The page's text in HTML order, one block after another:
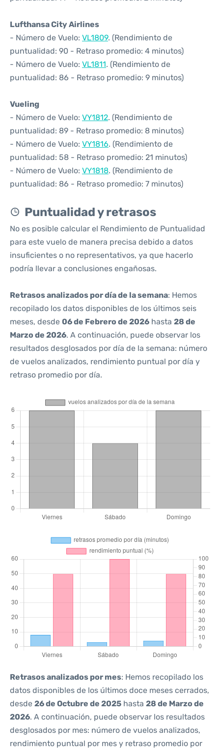
Lufthansa City Airlines
- Número de Vuelo: VL1809. (Rendimiento de
puntualidad: 90 - Retraso promedio: 4 minutos)
- Número de Vuelo: VL1811. (Rendimiento de
puntualidad: 86 - Retraso promedio: 9 minutos)
Vueling
- Número de Vuelo: VY1812. (Rendimiento de
puntualidad: 89 - Retraso promedio: 8 minutos)
- Número de Vuelo: VY1816. (Rendimiento de
puntualidad: 58 - Retraso promedio: 21 minutos)
- Número de Vuelo: VY1818. (Rendimiento de
puntualidad: 86 - Retraso promedio: 7 minutos)
Puntualidad y retrasos
No es posible calcular el Rendimiento de Puntualidad
para este vuelo de manera precisa debido a datos
insuficientes o no representativos, ya que hacerlo
podría llevar a conclusiones engañosas.
Retrasos analizados por día de la semana: Hemos
recopilado los datos disponibles de los últimos seis
meses, desde 06 de Febrero de 2026 hasta 28 de
Marzo de 2026. A continuación, puede observar los
resultados desglosados por día de la semana: número
de vuelos analizados, rendimiento puntual por día y
retraso promedio por día.
Retrasos analizados por mes: Hemos recopilado los
datos disponibles de los últimos doce meses cerrados,
desde 26 de Octubre de 2025 hasta 28 de Marzo de
2026. A continuación, puede observar los resultados
desglosados por mes: número de vuelos analizados,
rendimiento puntual por mes y retraso promedio por